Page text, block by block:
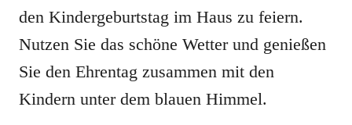
den Kindergeburtstag im Haus zu feiern.
Nutzen Sie das schöne Wetter und genießen
Sie den Ehrentag zusammen mit den
Kindern unter dem blauen Himmel.